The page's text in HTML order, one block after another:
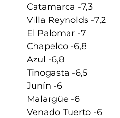
Catamarca -7,3
Villa Reynolds -7,2
El Palomar -7
Chapelco -6,8
Azul -6,8
Tinogasta -6,5
Junín -6
Malargüe -6
Venado Tuerto -6